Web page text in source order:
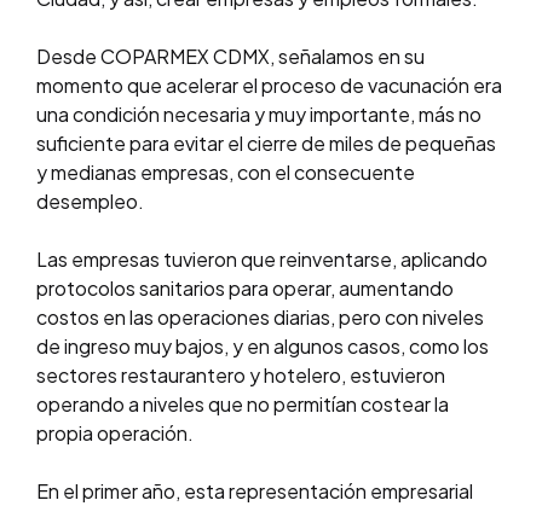
Desde COPARMEX CDMX, señalamos en su
momento que acelerar el proceso de vacunación era
una condición necesaria y muy importante, más no
suficiente para evitar el cierre de miles de pequeñas
y medianas empresas, con el consecuente
desempleo.
Las empresas tuvieron que reinventarse, aplicando
protocolos sanitarios para operar, aumentando
costos en las operaciones diarias, pero con niveles
de ingreso muy bajos, y en algunos casos, como los
sectores restaurantero y hotelero, estuvieron
operando a niveles que no permitían costear la
propia operación.
En el primer año, esta representación empresarial